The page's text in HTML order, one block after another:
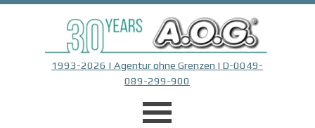
Direkt zum Seiteninhalt
1993-2026 | Agentur ohne Grenzen | D-0049-
089-299-900